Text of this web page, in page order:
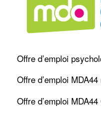
Offre d’emploi
Offre d’emploi
Offre d’emploi